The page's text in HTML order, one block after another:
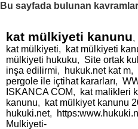
Bu sayfada bulunan
kat mülkiyeti kanunu,
kat mülkiyeti, kat mülkiyeti
mülkiyeti hukuku, Site ortak
inşa edilirmi, hukuk.net kat m,
pergole ile içtihat kararları,
ISKANCA COM, kat malikleri
kanunu, kat mülkiyet kanunu
hukuki.net,
Mulkiyeti-